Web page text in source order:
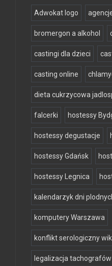
Adwokat logo
bromergon a alkohol
castingi dla dzieci
casting online
dieta cukrzycowa
falcerki hostessy
hostessy degustacje
hostessy Gdańsk
hostessy Legnica
kalendarzyk dni
komputery Warszawa
konflikt serologiczny
legalizacja tachografów